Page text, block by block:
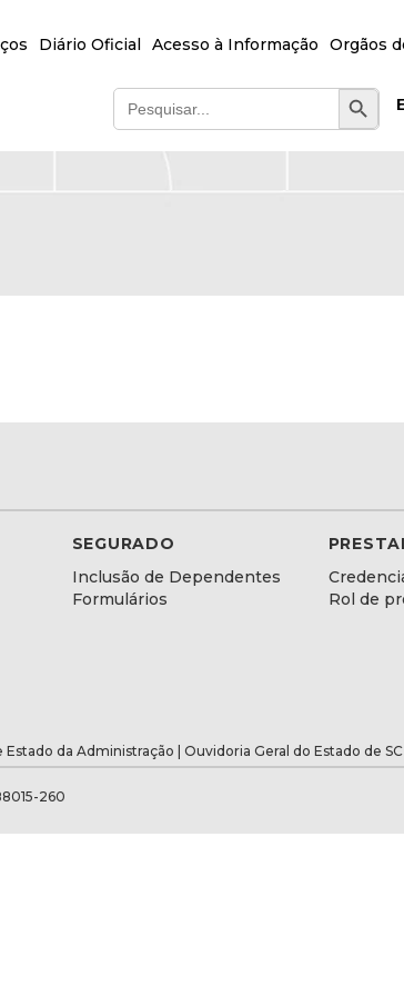
Diário Oficial Acesso à Informação Orgãos
Search
for:
SEARCH
SEGURADO
Inclusão de Dependentes
Formulários
Rol de
Estado da Administração | Ouvidoria Geral do Estado de SC
260